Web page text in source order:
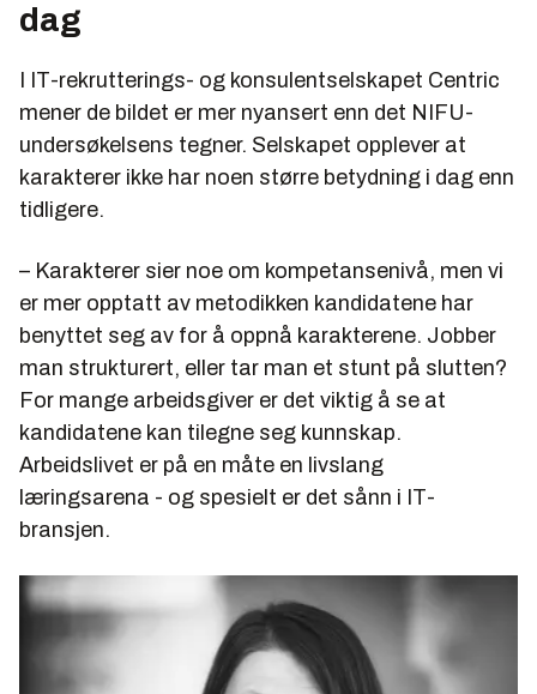
dag
I IT-rekrutterings- og konsulentselskapet Centric
mener de bildet er mer nyansert enn det NIFU-
undersøkelsens tegner. Selskapet opplever at
karakterer ikke har noen større betydning i dag enn
tidligere.
– Karakterer sier noe om kompetansenivå, men vi
er mer opptatt av metodikken kandidatene har
benyttet seg av for å oppnå karakterene. Jobber
man strukturert, eller tar man et stunt på slutten?
For mange arbeidsgiver er det viktig å se at
kandidatene kan tilegne seg kunnskap.
Arbeidslivet er på en måte en livslang
læringsarena - og spesielt er det sånn i IT-
bransjen.